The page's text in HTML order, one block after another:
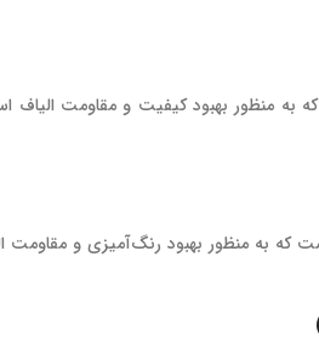
منظور بهبود کیفیت و مقاومت الیاف
به منظور بهبود رنگ‌آمیزی و مقاومت